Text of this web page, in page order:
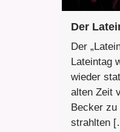
Der
Der
Lateintag
wieder
alten Zeit
Becker zu
strahlten